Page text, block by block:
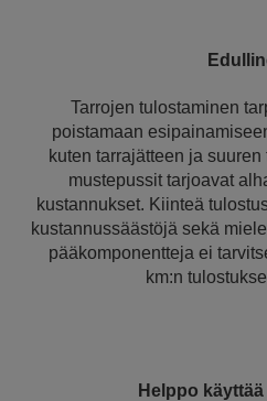
Tarrojen tulostaminen
poistamaan
kuten tarrajätteen ja
mustepussit tarjoavat
kustannukset. Kiinteä
kustannussäästöjä sekä
pääkomponentteja ei
km:n
Helppo